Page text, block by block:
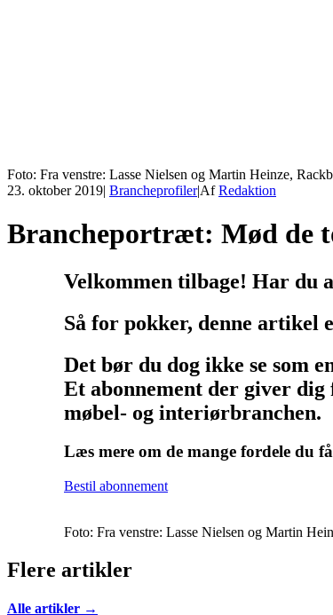
Foto: Fra venstre: Lasse Nielsen og Martin Heinze,
23. oktober 2019| Brancheprofiler|AfRedaktion
Brancheportræt: Mød de
Velkommen tilbage! Har du
Så for pokker, denne artikel
Det bør du dog ikke se som
Et abonnement der giver
møbel- og interiørbranchen.
Læs mere om de mange fordele du
Bestil abonnement
Foto: Fra venstre: Lasse Nielsen og Martin
Flere artikler
Alle artikler →